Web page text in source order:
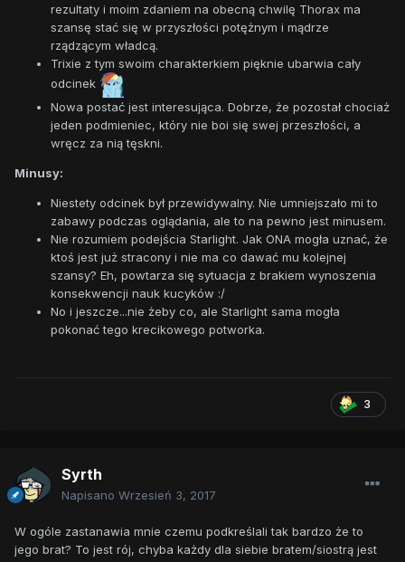
rezultaty i moim zdaniem na obecną chwilę Thorax ma
szansę stać się w przyszłości potężnym i mądrze
rządzącym władcą.
Trixie z tym swoim charakterkiem pięknie ubarwia cały
odcinek
Nowa postać jest interesująca. Dobrze, że pozostał chociaż
jeden podmieniec, który nie boi się swej przeszłości, a
wręcz za nią tęskni.
Minusy:
Niestety odcinek był przewidywalny. Nie umniejszało mi to
zabawy podczas oglądania, ale to na pewno jest minusem.
Nie rozumiem podejścia Starlight. Jak ONA mogła uznać, że
ktoś jest już stracony i nie ma co dawać mu kolejnej
szansy? Eh, powtarza się sytuacja z brakiem wynoszenia
konsekwencji nauk kucyków :/
No i jeszcze...nie żeby co, ale Starlight sama mogła
pokonać tego krecikowego potworka.
3
Syrth
Napisano Wrzesień 3, 2017
W ogóle zastanawia mnie czemu podkreślali tak bardzo że to
jego brat? To jest rój, chyba każdy dla siebie bratem/siostrą jest